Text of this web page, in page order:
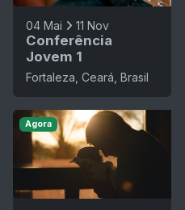
04 Mai 11 Nov
Conferência
Jovem 1
Fortaleza, Ceará, Brasil
Agora